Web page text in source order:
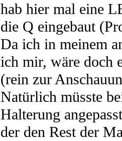
hab hier mal eine
die Q eingebaut
Da ich in meinem
ich mir, wäre doch
(rein zur
Natürlich müsste
Halterung
der den Rest der